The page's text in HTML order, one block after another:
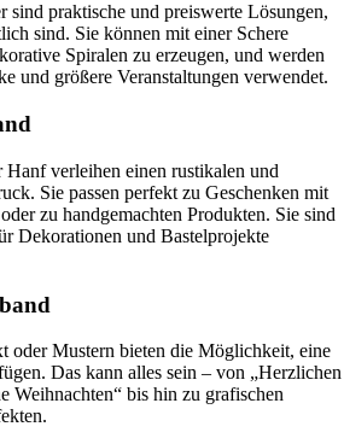
sind praktische und preiswerte Lösungen,
sind. Sie können mit einer Schere
Spiralen zu erzeugen, und werden
und größere Veranstaltungen verwendet.
Hanf verleihen einen rustikalen und
Sie passen perfekt zu Geschenken mit
zu handgemachten Produkten. Sie sind
Dekorationen und Bastelprojekte
oder Mustern bieten die Möglichkeit, eine
Das kann alles sein – von „Herzlichen
Weihnachten“ bis hin zu grafischen